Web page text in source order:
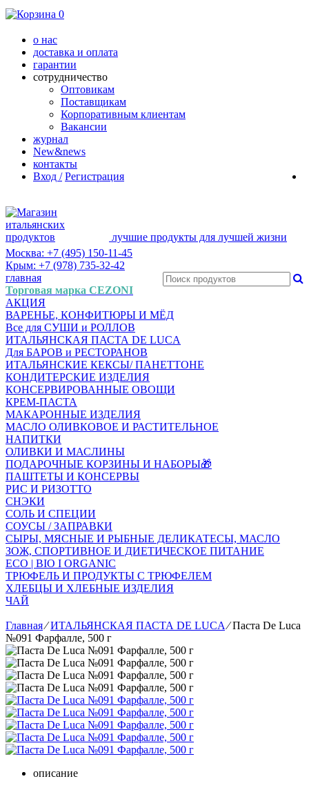
0
о нас
доставка и оплата
гарантии
сотрудничество
Оптовикам
Поставщикам
Корпоративным клиентам
Вакансии
журнал
New&news
контакты
Вход / Регистрация
лучшие продукты для лучшей жизни
Москва: +7 (495) 150-11-45
Крым: +7 (978) 735-32-42
главная
Торговая марка CEZONI
АКЦИЯ
ВАРЕНЬЕ, КОНФИТЮРЫ И МЁД
Все для СУШИ и РОЛЛОВ
ИТАЛЬЯНСКАЯ ПАСТА DE LUCA
Для БАРОВ и РЕСТОРАНОВ
ИТАЛЬЯНСКИЕ КЕКСЫ/ ПАНЕТТОНЕ
КОНДИТЕРСКИЕ ИЗДЕЛИЯ
КОНСЕРВИРОВАННЫЕ ОВОЩИ
КРЕМ-ПАСТА
МАКАРОННЫЕ ИЗДЕЛИЯ
МАСЛО ОЛИВКОВОЕ И РАСТИТЕЛЬНОЕ
НАПИТКИ
ОЛИВКИ И МАСЛИНЫ
ПОДАРОЧНЫЕ КОРЗИНЫ И НАБОРЫ🎁
ПАШТЕТЫ И КОНСЕРВЫ
РИС И РИЗОТТО
СНЭКИ
СОЛЬ И СПЕЦИИ
СОУСЫ / ЗАПРАВКИ
СЫРЫ, МЯСНЫЕ И РЫБНЫЕ ДЕЛИКАТЕСЫ, МАСЛО
ЗОЖ, СПОРТИВНОЕ И ДИЕТИЧЕСКОЕ ПИТАНИЕ
ECO | BIO I ORGANIC
ТРЮФЕЛЬ И ПРОДУКТЫ С ТРЮФЕЛЕМ
ХЛЕБЦЫ И ХЛЕБНЫЕ ИЗДЕЛИЯ
ЧАЙ
Главная⁄ИТАЛЬЯНСКАЯ ПАСТА DE LUCA ⁄ Паста De Luca
№091 Фарфалле, 500 г
описание